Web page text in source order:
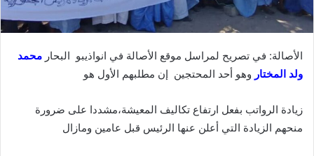
الأصالة: في تصريح لمراسل موقع الأصالة في انواذيبو البحار محمد
ولد المختار وهو أحد المحتجين إن مطلبهم الأول هو
زيادة الرواتب بفعل ارتفاع تكاليف المعيشة،مشددا على ضرورة
منحهم الزيادة التي أعلن عنها الرئيس قبل عامين ومازال